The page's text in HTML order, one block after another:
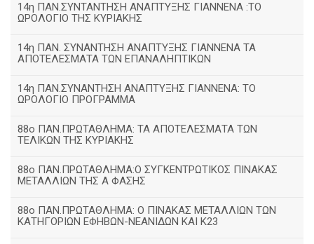
14η ΠΑΝ.ΣΥΝΤΑΝΤΗΣΗ ΑΝΑΠΤΥΞΗΣ ΓΙΑΝΝΕΝΑ :ΤΟ
ΩΡΟΛΟΓΙΟ ΤΗΣ ΚΥΡΙΑΚΗΣ
14η ΠΑΝ. ΣΥΝΑΝΤΗΣΗ ΑΝΑΠΤΥΞΗΣ ΓΙΑΝΝΕΝΑ ΤΑ
ΑΠΟΤΕΛΕΣΜΑΤΑ ΤΩΝ ΕΠΑΝΑΛΗΠΤΙΚΩΝ
14η ΠΑΝ.ΣΥΝΑΝΤΗΣΗ ΑΝΑΠΤΥΞΗΣ ΓΙΑΝΝΕΝΑ: ΤΟ
ΩΡΟΛΟΓΙΟ ΠΡΟΓΡΑΜΜΑ
88ο ΠΑΝ.ΠΡΩΤΑΘΛΗΜΑ: ΤΑ ΑΠΟΤΕΛΕΣΜΑΤΑ ΤΩΝ
ΤΕΛΙΚΩΝ ΤΗΣ ΚΥΡΙΑΚΗΣ
88ο ΠΑΝ.ΠΡΩΤΑΘΛΗΜΑ:Ο ΣΥΓΚΕΝΤΡΩΤΙΚΟΣ ΠΙΝΑΚΑΣ
ΜΕΤΑΛΛΙΩΝ ΤΗΣ Α ΦΑΣΗΣ
88ο ΠΑΝ.ΠΡΩΤΑΘΛΗΜΑ: Ο ΠΙΝΑΚΑΣ ΜΕΤΑΛΛΙΩΝ ΤΩΝ
ΚΑΤΗΓΟΡΙΩΝ ΕΦΗΒΩΝ-ΝΕΑΝΙΔΩΝ ΚΑΙ Κ23